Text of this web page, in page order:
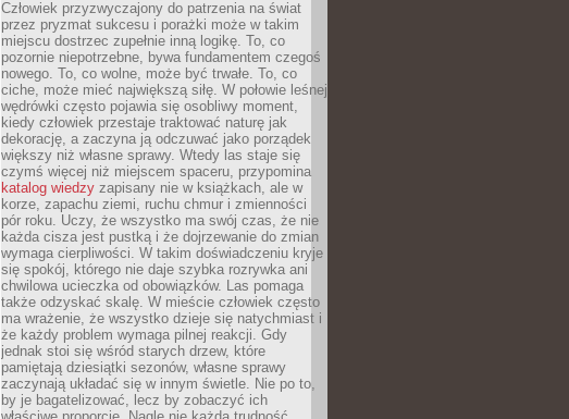
Człowiek przyzwyczajony do patrzenia na świat
przez pryzmat sukcesu i porażki może w takim
miejscu dostrzec zupełnie inną logikę. To, co
pozornie niepotrzebne, bywa fundamentem czegoś
nowego. To, co wolne, może być trwałe. To, co
ciche, może mieć największą siłę. W połowie leśnej
wędrówki często pojawia się osobliwy moment,
kiedy człowiek przestaje traktować naturę jak
dekorację, a zaczyna ją odczuwać jako porządek
większy niż własne sprawy. Wtedy las staje się
czymś więcej niż miejscem spaceru, przypomina
katalog wiedzy zapisany nie w książkach, ale w
korze, zapachu ziemi, ruchu chmur i zmienności
pór roku. Uczy, że wszystko ma swój czas, że nie
każda cisza jest pustką i że dojrzewanie do zmian
wymaga cierpliwości. W takim doświadczeniu kryje
się spokój, którego nie daje szybka rozrywka ani
chwilowa ucieczka od obowiązków. Las pomaga
także odzyskać skalę. W mieście człowiek często
ma wrażenie, że wszystko dzieje się natychmiast i
że każdy problem wymaga pilnej reakcji. Gdy
jednak stoi się wśród starych drzew, które
pamiętają dziesiątki sezonów, własne sprawy
zaczynają układać się w innym świetle. Nie po to,
by je bagatelizować, lecz by zobaczyć ich